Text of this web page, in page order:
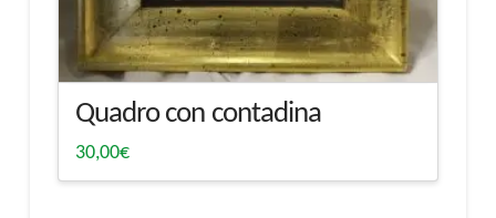
Quadro con contadina
30,00€